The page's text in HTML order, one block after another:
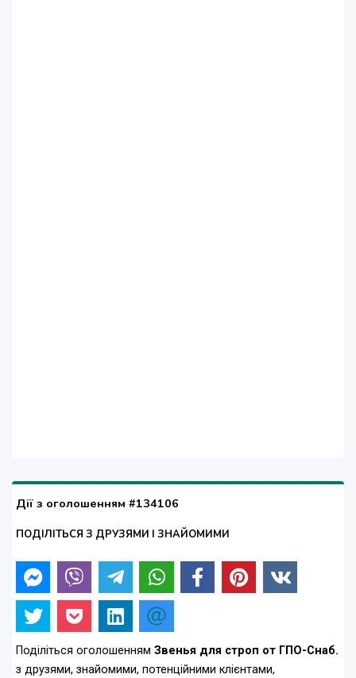
Дії з оголошенням #134106
ПОДІЛІТЬСЯ З ДРУЗЯМИ І ЗНАЙОМИМИ
Поділіться оголошенням Звенья для строп от ГПО-Снаб.
з друзями, знайомими, потенційними клієнтами,